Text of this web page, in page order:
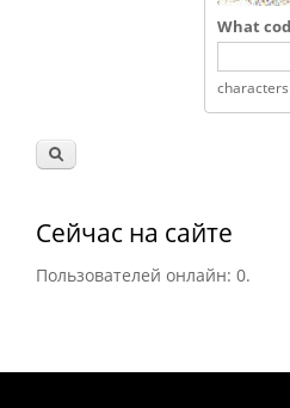
What
Сейчас на сайте
Пользователей онлайн: 0.